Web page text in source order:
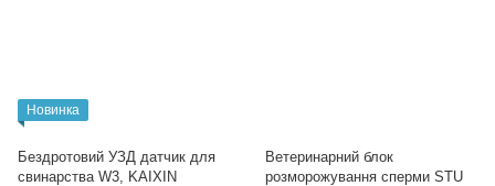
Новинка
Бездротовий УЗД датчик для
свинарства W3, KAIXIN
Ветеринарний блок
розморожування сперми STU